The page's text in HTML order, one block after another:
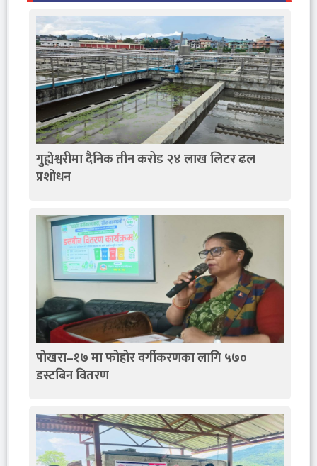
गुह्येश्वरीमा दैनिक तीन करोड २४ लाख लिटर ढल
प्रशोधन
पोखरा–१७ मा फोहोर वर्गीकरणका लागि ५७०
डस्टबिन वितरण